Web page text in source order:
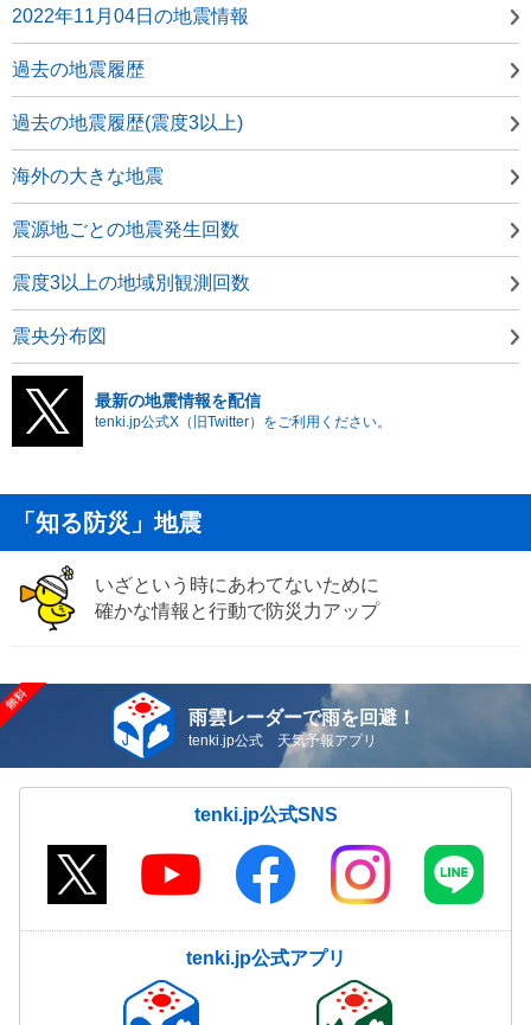
2022年11月04日の地震情報
過去の地震履歴
過去の地震履歴(震度3以上)
海外の大きな地震
震源地ごとの地震発生回数
震度3以上の地域別観測回数
震央分布図
最新の地震情報を配信
tenki.jp公式X（旧Twitter）をご利用ください。
「知る防災」地震
いざという時にあわてないために
確かな情報と行動で防災力アップ
雨雲レーダーで雨を回避！
tenki.jp公式 天気予報アプリ
tenki.jp公式SNS
tenki.jp公式アプリ